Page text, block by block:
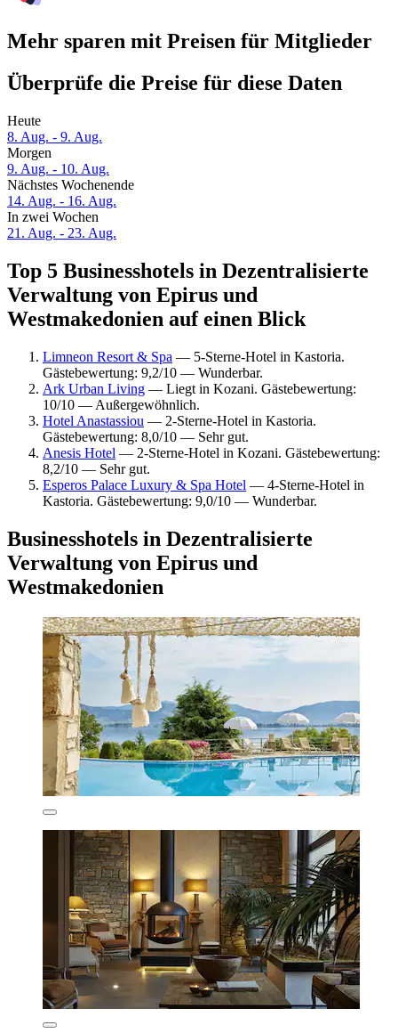
Mehr sparen mit Preisen für Mitglieder
Überprüfe die Preise für diese Daten
Heute
8. Aug. - 9. Aug.
Morgen
9. Aug. - 10. Aug.
Nächstes Wochenende
14. Aug. - 16. Aug.
In zwei Wochen
21. Aug. - 23. Aug.
Top 5 Businesshotels in Dezentralisierte
Verwaltung von Epirus und
Westmakedonien auf einen Blick
Limneon Resort & Spa — 5-Sterne-Hotel in Kastoria.
Gästebewertung: 9,2/10 — Wunderbar.
Ark Urban Living — Liegt in Kozani. Gästebewertung:
10/10 — Außergewöhnlich.
Hotel Anastassiou — 2-Sterne-Hotel in Kastoria.
Gästebewertung: 8,0/10 — Sehr gut.
Anesis Hotel — 2-Sterne-Hotel in Kozani. Gästebewertung:
8,2/10 — Sehr gut.
Esperos Palace Luxury & Spa Hotel — 4-Sterne-Hotel in
Kastoria. Gästebewertung: 9,0/10 — Wunderbar.
Businesshotels in Dezentralisierte
Verwaltung von Epirus und
Westmakedonien